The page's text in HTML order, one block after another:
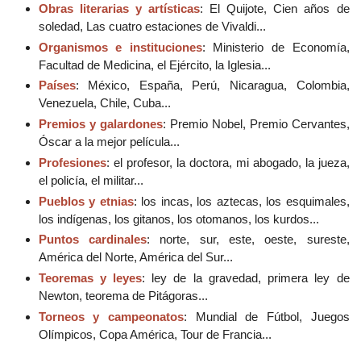
Obras literarias y artísticas: El Quijote, Cien años de
soledad, Las cuatro estaciones de Vivaldi...
Organismos e instituciones: Ministerio de Economía,
Facultad de Medicina, el Ejército, la Iglesia...
Países: México, España, Perú, Nicaragua, Colombia,
Venezuela, Chile, Cuba...
Premios y galardones: Premio Nobel, Premio Cervantes,
Óscar a la mejor película...
Profesiones: el profesor, la doctora, mi abogado, la jueza,
el policía, el militar...
Pueblos y etnias: los incas, los aztecas, los esquimales,
los indígenas, los gitanos, los otomanos, los kurdos...
Puntos cardinales: norte, sur, este, oeste, sureste,
América del Norte, América del Sur...
Teoremas y leyes: ley de la gravedad, primera ley de
Newton, teorema de Pitágoras...
Torneos y campeonatos: Mundial de Fútbol, Juegos
Olímpicos, Copa América, Tour de Francia...